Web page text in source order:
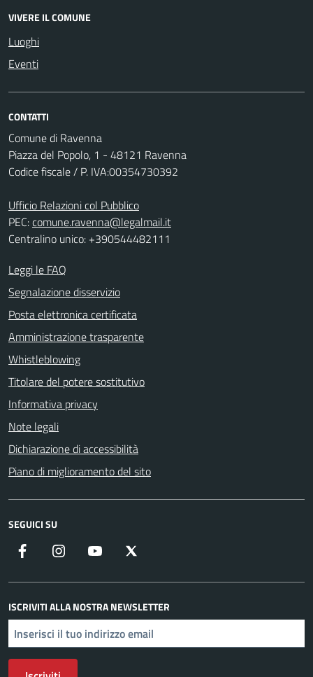
VIVERE IL COMUNE
Luoghi
Eventi
CONTATTI
Comune di Ravenna
Piazza del Popolo, 1 - 48121 Ravenna
Codice fiscale / P. IVA:00354730392
Ufficio Relazioni col Pubblico
PEC:comune.ravenna@legalmail.it
Centralino unico: +390544482111
Leggi le FAQ
Segnalazione disservizio
Posta elettronica certificata
Amministrazione trasparente
Whistleblowing
Titolare del potere sostitutivo
Informativa privacy
Note legali
Dichiarazione di accessibilità
Piano di miglioramento del sito
SEGUICI SU
Facebook Instagram YouTube
ISCRIVITI ALLA NOSTRA NEWSLETTER